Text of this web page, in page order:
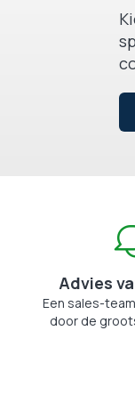
Advies
Een sales-
door de